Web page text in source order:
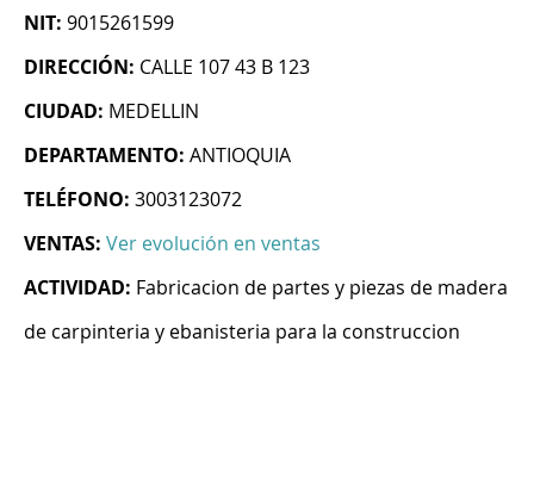
NIT: 9015261599
DIRECCIÓN: CALLE 107 43 B 123
CIUDAD: MEDELLIN
DEPARTAMENTO: ANTIOQUIA
TELÉFONO: 3003123072
VENTAS: Ver evolución en ventas
ACTIVIDAD: Fabricacion de partes y piezas de madera
de carpinteria y ebanisteria para la construccion